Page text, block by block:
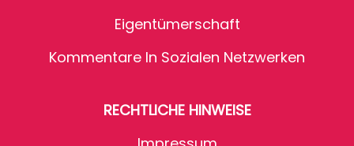
Eigentümerschaft
Kommentare In Sozialen Netzwerken
RECHTLICHE HINWEISE